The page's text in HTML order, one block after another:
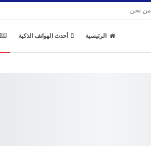
من نحن
الرئيسية أحدث الهواتف الذكية